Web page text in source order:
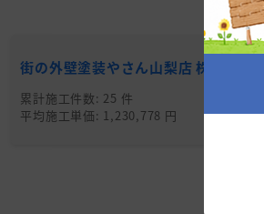
街の外壁塗装やさん山梨店 株式会社
累計施工件数: 25 件
平均施工単価: 1,230,778 円